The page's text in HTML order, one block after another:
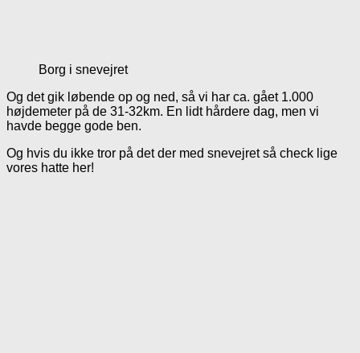
Borg i snevejret
Og det gik løbende op og ned, så vi har ca. gået 1.000
højdemeter på de 31-32km. En lidt hårdere dag, men vi
havde begge gode ben.
Og hvis du ikke tror på det der med snevejret så check lige
vores hatte her!